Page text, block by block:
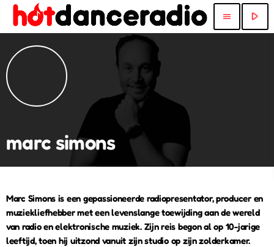
menu play_arrow
marc simons
Marc Simons is een gepassioneerde radiopresentator, producer en
muziekliefhebber met een levenslange toewijding aan de wereld
van radio en elektronische muziek. Zijn reis begon al op 10-jarige
leeftijd, toen hij uitzond vanuit zijn studio op zijn zolderkamer.